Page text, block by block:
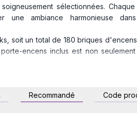
sélectionnées.
une ambiance harmonieuse
soit un total de 180 briques
encens inclus est non seulement
disponibles dans une variété de
et bien d'autres.
Recommandé Code
vous ou inscrivez-
accéder aux prix de
gros
Connectez-
vous pour